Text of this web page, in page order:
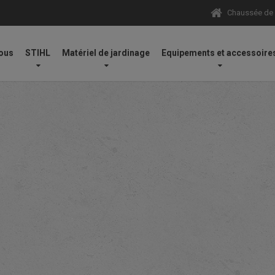
Chaussée
STIHL Matériel de jardinage Equipements et